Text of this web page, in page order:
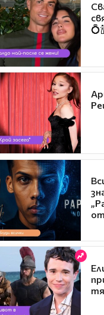
💍🍾